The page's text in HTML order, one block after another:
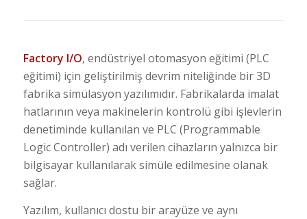
Factory I/O, endüstriyel otomasyon eğitimi (PLC
eğitimi) için geliştirilmiş devrim niteliğinde bir 3D
fabrika simülasyon yazılımıdır. Fabrikalarda imalat
hatlarının veya makinelerin kontrolü gibi işlevlerin
denetiminde kullanılan ve PLC (Programmable
Logic Controller) adı verilen cihazların yalnızca bir
bilgisayar kullanılarak simüle edilmesine olanak
sağlar.
Yazılım, kullanıcı dostu bir arayüze ve aynı